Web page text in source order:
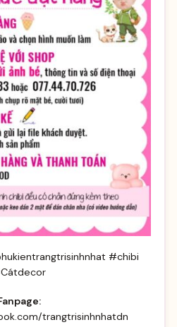
#chibi
trangtrisinhnhatdn